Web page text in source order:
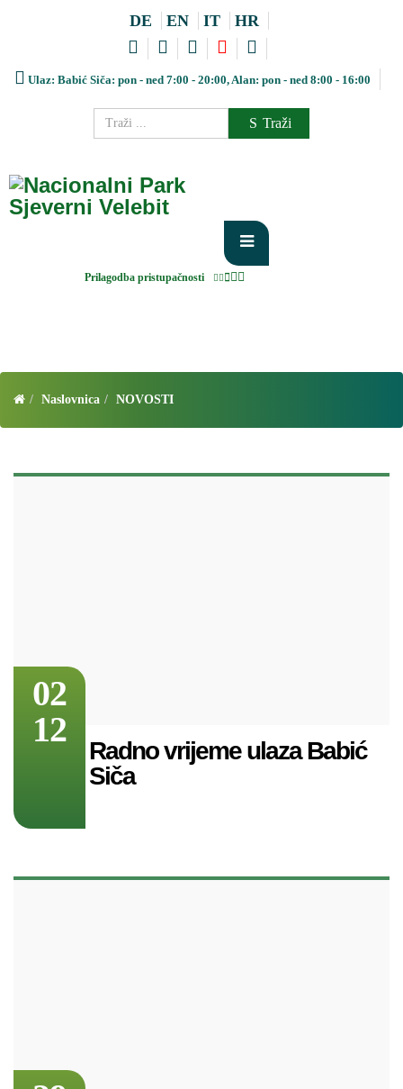
DE EN IT HR
Ulaz: Babić Siča: pon - ned 7:00 - 20:00, Alan: pon - ned 8:00 - 16:00
Traži
Prilagodba pristupačnosti
Naslovnica NOVOSTI
02
12
Radno vrijeme ulaza Babić
Siča